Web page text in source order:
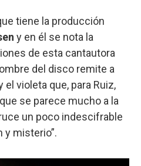
tiene la producción
y en él se nota la
de esta cantautora
del disco remite a
violeta que, para Ruiz,
se parece mucho a la
un poco indescifrable
y misterio”.